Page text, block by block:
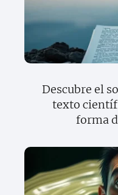
Descubre el
texto
forma